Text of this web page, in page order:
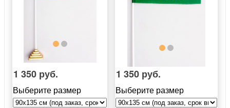
1 350 руб.
Выберите размер
1 350 руб.
Выберите размер